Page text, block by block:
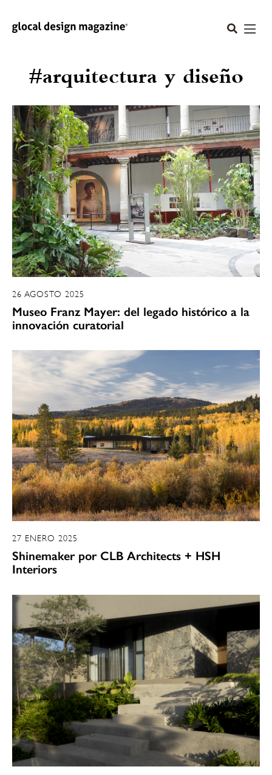
#arquitectura y diseño
26 AGOSTO 2025
Museo Franz Mayer: del legado histórico a la
innovación curatorial
27 ENERO 2025
Shinemaker por CLB Architects + HSH
Interiors